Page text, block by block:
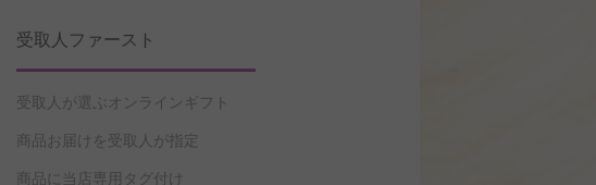
受取人ファースト
受取人が選ぶオンラインギフト
商品お届けを受取人が指定
商品に当店専用タグ付け